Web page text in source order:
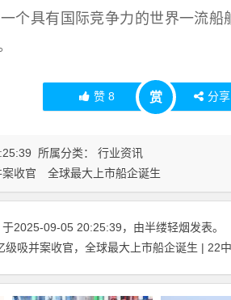
个具有国际竞争力的世界一流船
赞8 赏 分享
所属分类： 行业资讯
收官 全球最大上市船企诞生
2025-09-05 20:25:39，由半缕轻烟发表。
级吸并案收官，全球最大上市船企诞生 | 22